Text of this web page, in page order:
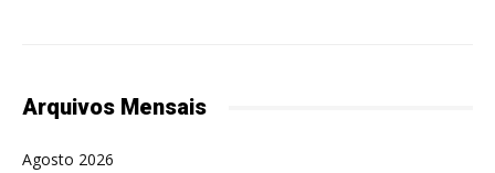
Arquivos Mensais
Agosto 2026